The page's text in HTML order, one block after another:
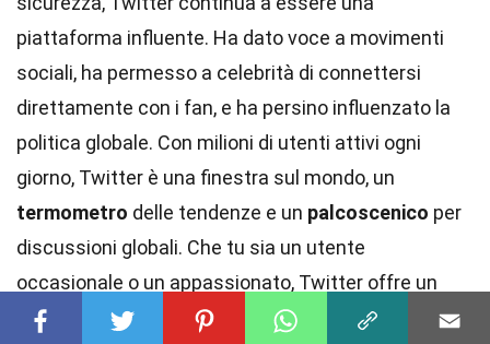
piattaforma influente. Ha dato voce a movimenti
sociali, ha permesso a celebrità di connettersi
direttamente con i fan, e ha persino influenzato la
politica globale. Con milioni di utenti attivi ogni
giorno, Twitter è una finestra sul mondo, un
termometro delle tendenze e un palcoscenico per
discussioni globali. Che tu sia un utente
occasionale o un appassionato, Twitter offre un
universo
di curiosità da esplorare. Non smette mai